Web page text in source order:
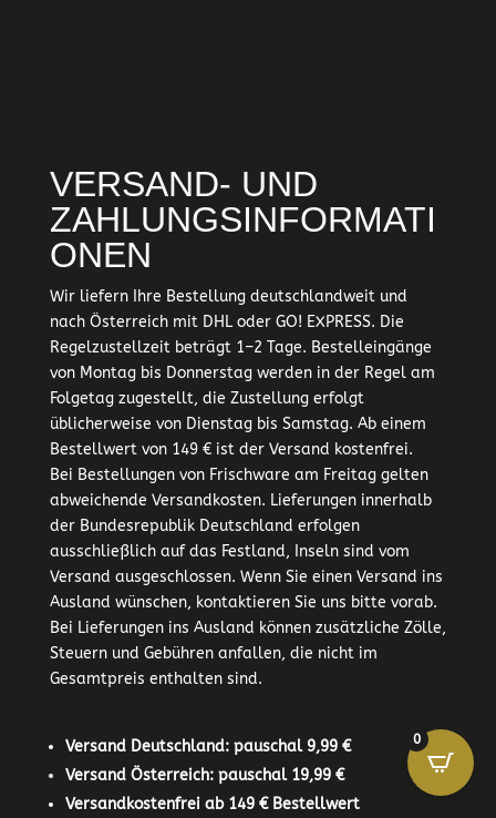
VERSAND- UND
ZAHLUNGSINFORMATI
ONEN
Wir liefern Ihre Bestellung deutschlandweit und
nach Österreich mit DHL oder GO! EXPRESS. Die
Regelzustellzeit beträgt 1–2 Tage. Bestelleingänge
von Montag bis Donnerstag werden in der Regel am
Folgetag zugestellt, die Zustellung erfolgt
üblicherweise von Dienstag bis Samstag. Ab einem
Bestellwert von 149 € ist der Versand kostenfrei.
Bei Bestellungen von Frischware am Freitag gelten
abweichende Versandkosten. Lieferungen innerhalb
der Bundesrepublik Deutschland erfolgen
ausschließlich auf das Festland, Inseln sind vom
Versand ausgeschlossen. Wenn Sie einen Versand ins
Ausland wünschen, kontaktieren Sie uns bitte vorab.
Bei Lieferungen ins Ausland können zusätzliche Zölle,
Steuern und Gebühren anfallen, die nicht im
Gesamtpreis enthalten sind.
Versand Deutschland: pauschal 9,99 €
Versand Österreich: pauschal 19,99 €
Versandkostenfrei ab 149 € Bestellwert
0